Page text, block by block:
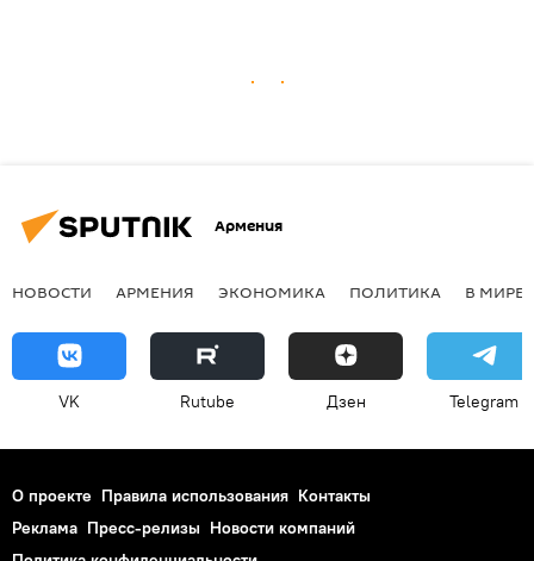
Армения
НОВОСТИ АРМЕНИЯ ЭКОНОМИКА ПОЛИТИКА В МИРЕ
VK Rutube Дзен Telegram
О проекте Правила использования Контакты
Реклама Пресс-релизы Новости компаний